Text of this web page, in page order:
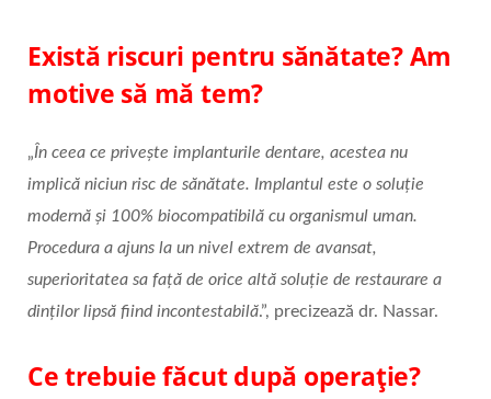
Există riscuri pentru sănătate? Am
motive să mă tem?
„În ceea ce privește implanturile dentare, acestea nu
implică niciun risc de sănătate. Implantul este o soluție
modernă și 100% biocompatibilă cu organismul uman.
Procedura a ajuns la un nivel extrem de avansat,
superioritatea sa față de orice altă soluție de restaurare a
dinților lipsă fiind incontestabilă.”, precizează dr. Nassar.
Ce trebuie făcut după operație?